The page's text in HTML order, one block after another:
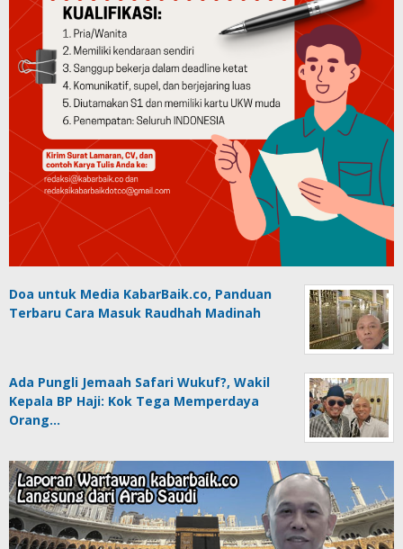
Doa untuk Media KabarBaik.co, Panduan
Terbaru Cara Masuk Raudhah Madinah
Ada Pungli Jemaah Safari Wukuf?, Wakil
Kepala BP Haji: Kok Tega Memperdaya
Orang…